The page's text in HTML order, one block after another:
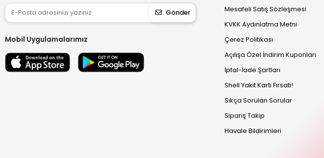
Gönder
Mobil Uygulamalarımız
Mesafeli Satış Sözleşmesi
KVKK Aydınlatma Metni
Çerez Politikası
Açılışa Özel İndirim Kuponları
İptal-İade Şartları
Shell Yakıt Kartı Fırsatı!
Sıkça Sorulan Sorular
Sipariş Takip
Havale Bildirimleri